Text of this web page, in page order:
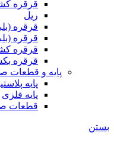
قرقره
ریل
قرقره
قرقره
قرقره
قرقره
پایه و قطعات
پایه
پایه فلزی
قطعات
بستن